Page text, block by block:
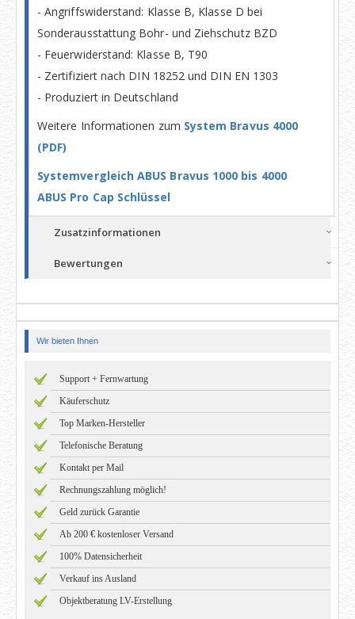
- Angriffswiderstand: Klasse B, Klasse D bei
Sonderausstattung Bohr- und Ziehschutz BZD
- Feuerwiderstand: Klasse B, T90
- Zertifiziert nach DIN 18252 und DIN EN 1303
- Produziert in Deutschland
Weitere Informationen zum System Bravus 4000
(PDF)
Systemvergleich ABUS Bravus 1000 bis 4000
ABUS Pro Cap Schlüssel
Zusatzinformationen
Bewertungen
Wir bieten Ihnen
Support + Fernwartung
Käuferschutz
Top Marken-Hersteller
Telefonische Beratung
Kontakt per Mail
Rechnungszahlung möglich!
Geld zurück Garantie
Ab 200 € kostenloser Versand
100% Datensicherheit
Verkauf ins Ausland
Objektberatung LV-Erstellung